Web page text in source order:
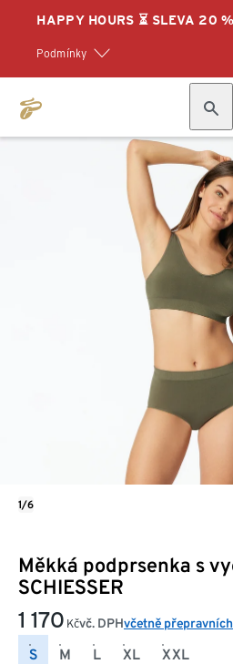
HAPPY HOURS ⏳ SLEVA 20
Podmínky
Měkká podprsenka s
SCHIESSER
1 170 Kčvč. DPHvčetně
S M L XL
XXL
1/6